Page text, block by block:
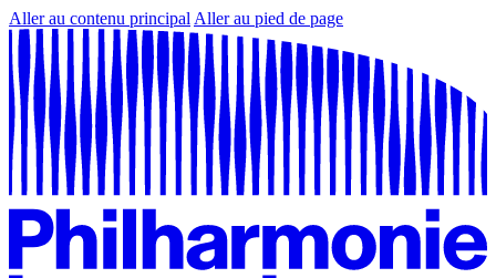
Aller au contenu principal Aller au pied de page